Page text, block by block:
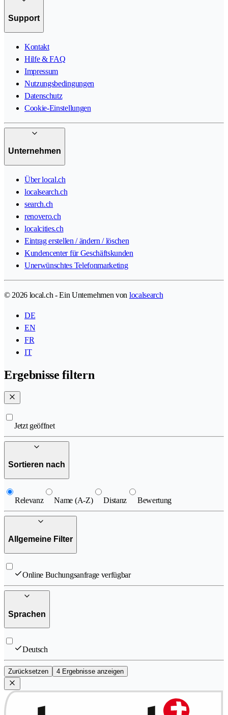
Support
Kontakt
Hilfe & FAQ
Impressum
Nutzungsbedingungen
Datenschutz
Cookie-Einstellungen
Unternehmen
Über local.ch
localsearch.ch
search.ch
renovero.ch
localcities.ch
Eintrag erstellen / ändern / löschen
Kundencenter für Geschäftskunden
Unerwünschtes Telefonmarketing
© 2026 local.ch - Ein Unternehmen von localsearch
DE
EN
FR
IT
Ergebnisse filtern
Jetzt geöffnet
Sortieren nach
Relevanz Name (A-Z) Distanz Bewertung
Allgemeine Filter
Online Buchungsanfrage verfügbar
Sprachen
Deutsch
Zurücksetzen 4 Ergebnisse anzeigen